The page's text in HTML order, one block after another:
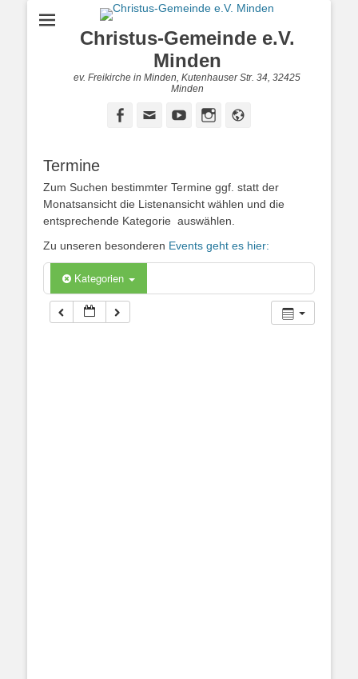
Christus-Gemeinde e.V.
Minden
ev. Freikirche in Minden, Kutenhauser Str. 34, 32425
Minden
Facebook YouTubeInstagram
Termine
Zum Suchen bestimmter Termine ggf. statt der
Monatsansicht die Listenansicht wählen und die
entsprechende Kategorie auswählen.
Zu unseren besonderen Events geht es hier:
Kategorien